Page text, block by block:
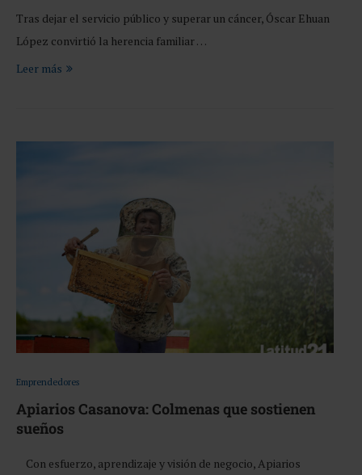
Tras dejar el servicio público y superar un cáncer, Óscar Ehuan
López convirtió la herencia familiar …
Leer más
Emprendedores
Apiarios Casanova: Colmenas que sostienen
sueños
Con esfuerzo, aprendizaje y visión de negocio, Apiarios